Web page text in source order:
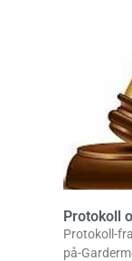
Protokoll
Protokoll-
på-